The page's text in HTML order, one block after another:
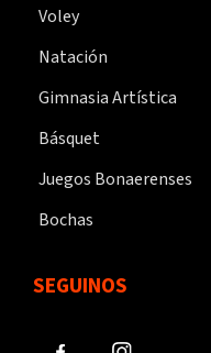
Voley
Natación
Gimnasia Artística
Básquet
Juegos Bonaerenses
Bochas
SEGUINOS